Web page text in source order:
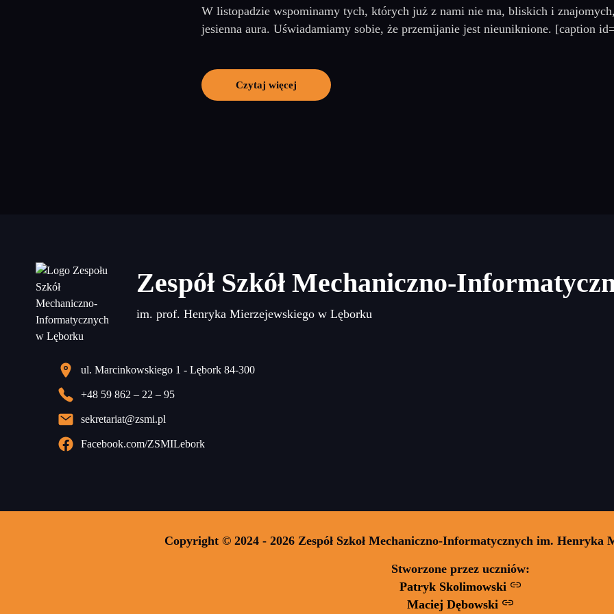
W listopadzie wspominamy tych, których już z nami nie ma, bliskich i
jesienna aura. Uświadamiamy sobie, że przemijanie jest nieuniknione. [caption
Czytaj więcej
Zespół Szkół Mechaniczno-
im. prof. Henryka Mierzejewskiego w Lęborku
ul. Marcinkowskiego 1 - Lębork 84-300
+48 59 862 – 22 – 95
sekretariat@zsmi.pl
Facebook.com/ZSMILebork
Copyright © 2024 - 2026 Zespół Szkoł Mechaniczno-Informatycznych im. Henryka
Stworzone przez uczniów:
Patryk Skolimowski
Maciej Dębowski